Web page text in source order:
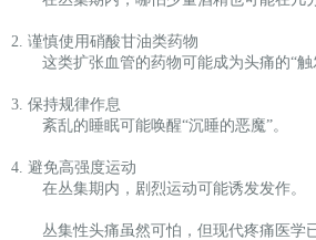
2. 谨慎使用硝酸甘油类药物
这类扩张血管的药物可能成为头痛的“触
3. 保持规律作息
紊乱的睡眠可能唤醒“沉睡的恶魔”。
4. 避免高强度运动
在丛集期内，剧烈运动可能诱发发作。
丛集性头痛虽然可怕，但现代疼痛医学